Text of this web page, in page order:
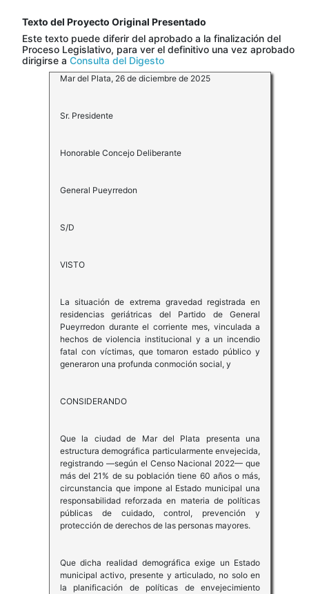
Texto del Proyecto Original Presentado
Este texto puede diferir del aprobado a la finalización del
Proceso Legislativo, para ver el definitivo una vez aprobado
dirigirse a Consulta del Digesto
Mar del Plata, 26 de diciembre de 2025
Sr. Presidente
Honorable Concejo Deliberante
General Pueyrredon
S/D
VISTO
La situación de extrema gravedad registrada en
residencias geriátricas del Partido de General
Pueyrredon durante el corriente mes, vinculada a
hechos de violencia institucional y a un incendio
fatal con víctimas, que tomaron estado público y
generaron una profunda conmoción social, y
CONSIDERANDO
Que la ciudad de Mar del Plata presenta una
estructura demográfica particularmente envejecida,
registrando —según el Censo Nacional 2022— que
más del 21% de su población tiene 60 años o más,
circunstancia que impone al Estado municipal una
responsabilidad reforzada en materia de políticas
públicas de cuidado, control, prevención y
protección de derechos de las personas mayores.
Que dicha realidad demográfica exige un Estado
municipal activo, presente y articulado, no solo en
la planificación de políticas de envejecimiento